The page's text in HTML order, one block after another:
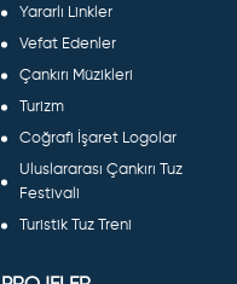
Yararlı Linkler
Vefat Edenler
Çankırı Müzikleri
Turizm
Coğrafi İşaret Logolar
Uluslararası Çankırı Tuz
Festivali
Turistik Tuz Treni